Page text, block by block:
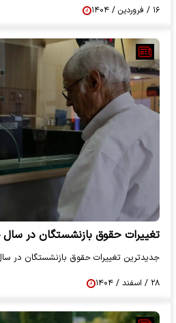
۱۶ / فروردین / ۱۴۰۴
تغییرات حقوق بازنشستگان در سال 1404 اعلام شد
جدیدترین تغییرات حقوق بازنشستگان در سال
۲۸ / اسفند / ۱۴۰۴